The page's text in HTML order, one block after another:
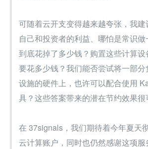
可随着云开支变得越来越夸张，我
自己和投资者的利益、哪怕是常识
到底花掉了多少钱？购置这些计算设
要花多少钱？我们能否尝试将一部
设施的硬件上，也许可以配合使用
具？这些答案带来的潜在节约效果很
在 37signals，我们期待着今年夏天
云计算账户，同时也仍然感谢这项